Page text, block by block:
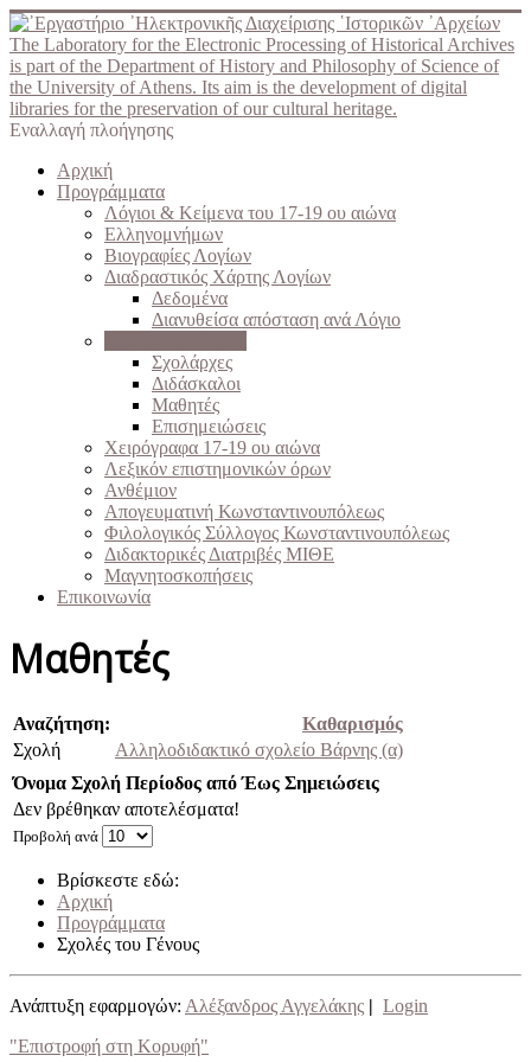
The Laboratory for the Electronic Processing of Historical Archives
is part of the Department of History and Philosophy of Science of
the University of Athens. Its aim is the development of digital
libraries for the preservation of our cultural heritage.
Εναλλαγή πλοήγησης
Αρχική
Προγράμματα
Λόγιοι & Κείμενα του 17-19 ου αιώνα
Ελληνομνήμων
Βιογραφίες Λογίων
Διαδραστικός Χάρτης Λογίων
Δεδομένα
Διανυθείσα απόσταση ανά Λόγιο
Σχολάρχες
Διδάσκαλοι
Μαθητές
Επισημειώσεις
Χειρόγραφα 17-19 ου αιώνα
Λεξικόν επιστημονικών όρων
Ανθέμιον
Απογευματινή Κωνσταντινουπόλεως
Φιλολογικός Σύλλογος Κωνσταντινουπόλεως
Διδακτορικές Διατριβές ΜΙΘΕ
Μαγνητοσκοπήσεις
Επικοινωνία
Μαθητές
Αναζήτηση:
Καθαρισμός
Σχολή
Αλληλοδιδακτικό σχολείο Βάρνης (α)
Όνομα Σχολή Περίοδος από Έως Σημειώσεις
Προβολή ανά
Δεν βρέθηκαν αποτελέσματα!
Βρίσκεστε εδώ:
Αρχική
Προγράμματα
Σχολές του Γένους
Ανάπτυξη εφαρμογών: Αλέξανδρος Αγγελάκης | Login
"Επιστροφή στη Κορυφή"